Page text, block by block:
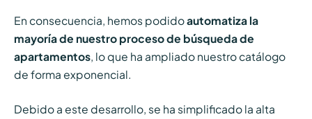
En consecuencia, hemos podidoautomatiza la
mayoría de nuestro proceso de búsqueda de
apartamentos, lo que ha ampliado nuestro catálogo
de forma exponencial.
Debido a este desarrollo, se ha simplificado la alta